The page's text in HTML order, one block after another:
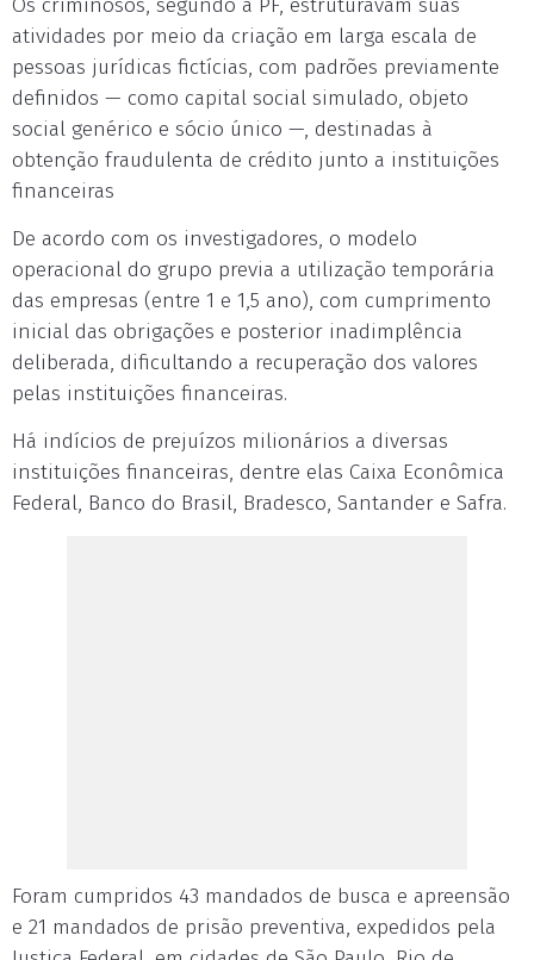
Os criminosos, segundo a PF, estruturavam suas
atividades por meio da criação em larga escala de
pessoas jurídicas fictícias, com padrões previamente
definidos — como capital social simulado, objeto
social genérico e sócio único —, destinadas à
obtenção fraudulenta de crédito junto a instituições
financeiras
De acordo com os investigadores, o modelo
operacional do grupo previa a utilização temporária
das empresas (entre 1 e 1,5 ano), com cumprimento
inicial das obrigações e posterior inadimplência
deliberada, dificultando a recuperação dos valores
pelas instituições financeiras.
Há indícios de prejuízos milionários a diversas
instituições financeiras, dentre elas Caixa Econômica
Federal, Banco do Brasil, Bradesco, Santander e Safra.
Foram cumpridos 43 mandados de busca e apreensão
e 21 mandados de prisão preventiva, expedidos pela